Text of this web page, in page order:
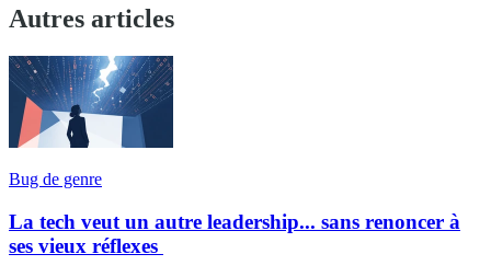
Autres articles
Bug de genre
La tech veut un autre leadership... sans renoncer à
ses vieux réflexes